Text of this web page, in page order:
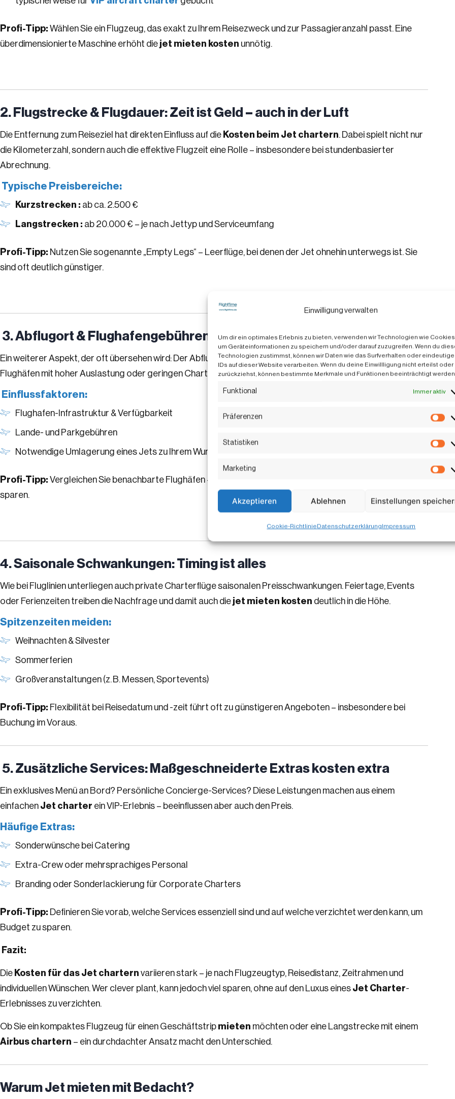
Einwilligung verwalten
Um dir ein optimales Erlebnis zu bieten, verwenden wir Technologien wie
um Geräteinformationen zu speichern und/oder darauf zuzugreifen. Wenn du
Technologien zustimmst, können wir Daten wie das Surfverhalten oder eindeutige
IDs auf dieser Website verarbeiten. Wenn du deine Einwillligung nicht erteilst oder
zurückziehst, können bestimmte Merkmale und Funktionen beeinträchtigt
Funktional Immer aktiv
Präferenzen
Statistiken
Marketing
Akzeptieren Ablehnen Einstellungen
Cookie-RichtlinieDatenschutzerklärungImpressum
Profi-Tipp: Wählen Sie ein Flugzeug, das exakt zu Ihrem Reisezweck und zur Passagieranzahl passt. Eine
überdimensionierte Maschine erhöht die jet mieten kosten unnötig.
2. Flugstrecke & Flugdauer: Zeit ist Geld – auch in der Luft
Die Entfernung zum Reiseziel hat direkten Einfluss auf die Kosten beim Jet chartern. Dabei spielt nicht nur
die Kilometerzahl, sondern auch die effektive Flugzeit eine Rolle – insbesondere bei stundenbasierter
Abrechnung.
Typische Preisbereiche:
Kurzstrecken : ab ca. 2.500 €
Langstrecken : ab 20.000 € – je nach Jettyp und Serviceumfang
Profi-Tipp: Nutzen Sie sogenannte „Empty Legs“ – Leerflüge, bei denen der Jet ohnehin unterwegs ist. Sie
sind oft deutlich günstiger.
3. Abflugort & Flughafengebühren: Lage beeinflusst den Preis
Ein weiterer Aspekt, der oft übersehen wird: Der Abflugort hat Einfluss auf diejet chartern kosten.
Flughäfen mit hoher Auslastung oder geringen Charter-Kapazitäten verlangen häufig höhere Gebühren.
Einflussfaktoren:
Flughafen-Infrastruktur & Verfügbarkeit
Lande- und Parkgebühren
Notwendige Umlagerung eines Jets zu Ihrem Wunschflughafen
Profi-Tipp: Vergleichen Sie benachbarte Flughäfen – schon wenige Kilometer Entfernung können Kosten
sparen.
4. Saisonale Schwankungen: Timing ist alles
Wie bei Fluglinien unterliegen auch private Charterflüge saisonalen Preisschwankungen. Feiertage, Events
oder Ferienzeiten treiben die Nachfrage und damit auch die jet mieten kosten deutlich in die Höhe.
Spitzenzeiten meiden:
Weihnachten & Silvester
Sommerferien
Großveranstaltungen (z. B. Messen, Sportevents)
Profi-Tipp: Flexibilität bei Reisedatum und -zeit führt oft zu günstigeren Angeboten – insbesondere bei
Buchung im Voraus.
5. Zusätzliche Services: Maßgeschneiderte Extras kosten extra
Ein exklusives Menü an Bord? Persönliche Concierge-Services? Diese Leistungen machen aus einem
einfachen Jet charter ein VIP-Erlebnis – beeinflussen aber auch den Preis.
Häufige Extras:
Sonderwünsche bei Catering
Extra-Crew oder mehrsprachiges Personal
Branding oder Sonderlackierung für Corporate Charters
Profi-Tipp: Definieren Sie vorab, welche Services essenziell sind und auf welche verzichtet werden kann, um
Budget zu sparen.
Fazit:
Die Kosten für das Jet chartern variieren stark – je nach Flugzeugtyp, Reisedistanz, Zeitrahmen und
individuellen Wünschen. Wer clever plant, kann jedoch viel sparen, ohne auf den Luxus eines Jet Charter-
Erlebnisses zu verzichten.
Ob Sie ein kompaktes Flugzeug für einen Geschäftstrip mieten möchten oder eine Langstrecke mit einem
Airbus chartern – ein durchdachter Ansatz macht den Unterschied.
Warum Jet mieten mit Bedacht?